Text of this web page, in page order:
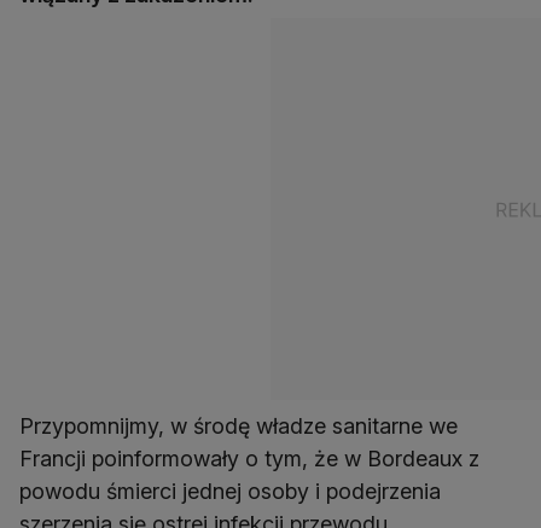
Przypomnijmy, w środę władze sanitarne we
Francji poinformowały o tym, że w Bordeaux z
powodu śmierci jednej osoby i podejrzenia